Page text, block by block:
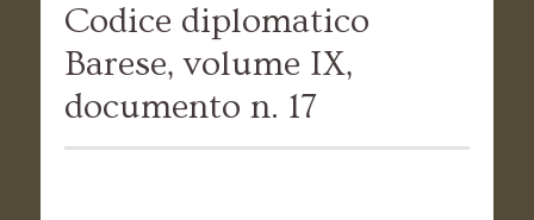
Codice diplomatico
Barese, volume IX,
documento n. 17